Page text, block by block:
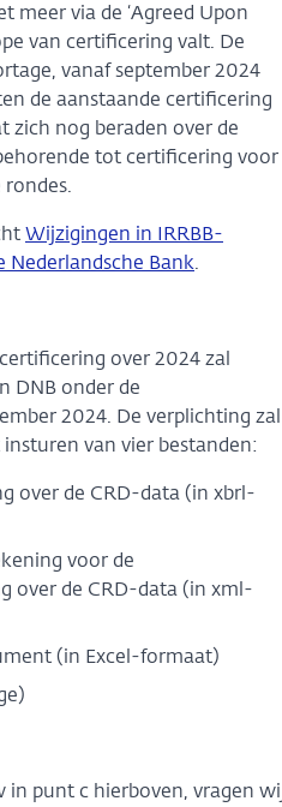
meer via de ‘Agreed Upon
van certificering valt. De
vanaf september 2024
de aanstaande certificering
zich nog beraden over de
tot certificering voor
rondes.
Wijzigingen in IRRBB-
Nederlandsche Bank.
over 2024 zal
DNB onder de
2024. De verplichting zal
van vier bestanden:
over de CRD-data (in xbrl-
voor de
over de CRD-data (in xml-
(in Excel-formaat)
in punt c hierboven, vragen